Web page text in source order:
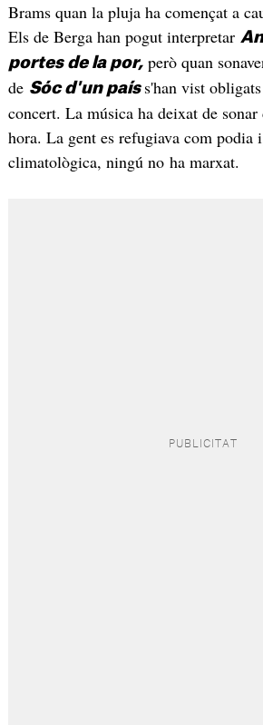
Brams quan la pluja ha començat a
Els de Berga han pogut interpretar
portes de la por,però quan
de Sóc d'un país s'han vist
concert. La música ha deixat de
hora. La gent es refugiava com
climatològica, ningú no ha marxat.